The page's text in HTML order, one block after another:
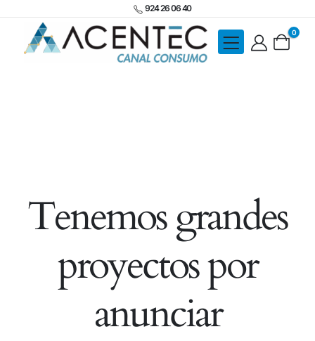
924 26 06 40
0
Tenemos grandes
proyectos por
anunciar